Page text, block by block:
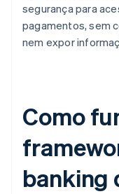
segurança para
pagamentos, sem
nem expor
Como
banking